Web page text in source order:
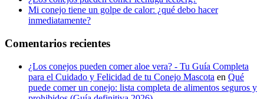
Mi conejo tiene un golpe de calor: ¿qué debo hacer
inmediatamente?
Comentarios recientes
¿Los conejos pueden comer aloe vera? - Tu Guía Completa
para el Cuidado y Felicidad de tu Conejo Mascota en Qué
puede comer un conejo: lista completa de alimentos seguros y